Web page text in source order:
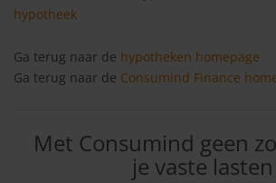
hypotheek
Ga terug naar de hypotheken homepage
Ga terug naar de Consumind Finance
Met Consumind geen
je vaste lasten